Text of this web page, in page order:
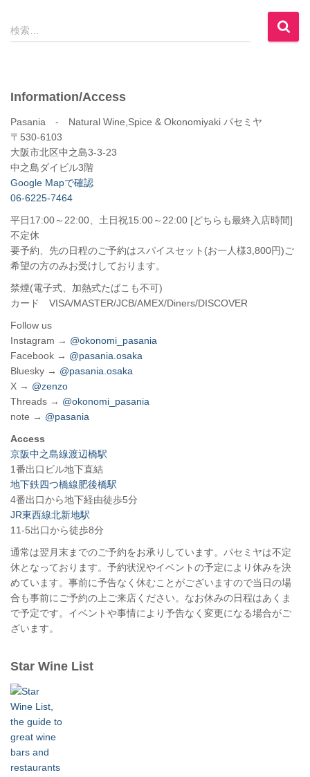
検
索
検索…
Information/Access
Pasania - Natural Wine,Spice & Okonomiyaki パセミヤ
〒530-6103
大阪市北区中之島3-3-23
中之島ダイビル3階
Google Mapで確認
06-6225-7464
平日17:00～22:00、土日祝15:00～22:00 [どちらも最終入店時間]
不定休
要予約、先の日程のご予約はスパイスセット(お一人様3,800円)ご
希望の方のみお受けしております。
禁煙(電子式、加熱式たばこも不可)
カード VISA/MASTER/JCB/AMEX/Diners/DISCOVER
Follow us
Instagram → @okonomi_pasania
Facebook → @pasania.osaka
Bluesky → @pasania.osaka
X → @zenzo
Threads → @okonomi_pasania
note → @pasania
Access
京阪中之島線渡辺橋駅
1番出口ビル地下直結
地下鉄四つ橋線肥後橋駅
4番出口から地下経由徒歩5分
JR東西線北新地駅
11-5出口から徒歩8分
通常は翌月末までのご予約をお承りしています。パセミヤは不定
休となっております。予約状況やイベントの予定により休みを決
めています。事前に予告なく休むことがございますので当日の場
合も事前にご予約の上ご来店ください。なお休みの日程はあくま
で予定です。イベントや事情により予告なく変更になる場合がご
ざいます。
Star Wine List